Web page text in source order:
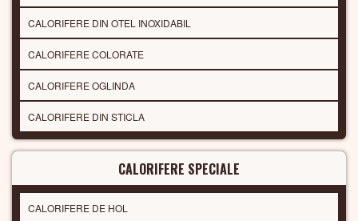
CALORIFERE DIN OTEL INOXIDABIL
CALORIFERE COLORATE
CALORIFERE OGLINDA
CALORIFERE DIN STICLA
CALORIFERE SPECIALE
CALORIFERE DE HOL